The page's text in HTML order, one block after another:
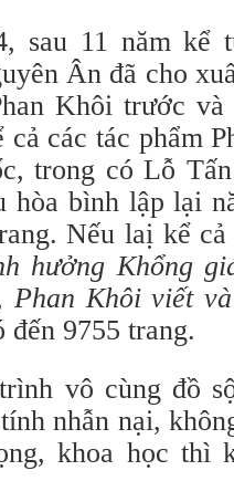
sau 11 năm kể
Ân đã cho
Khôi trước và
cả các tác phẩm
trong có Lỗ
hòa bình lập lại
Nếu laị kể
hưởng Khổng
Phan Khôi viết
đến 9755 trang.
vô cùng đồ
nhẫn nại,
khoa học thì